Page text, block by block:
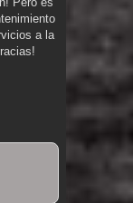
a la